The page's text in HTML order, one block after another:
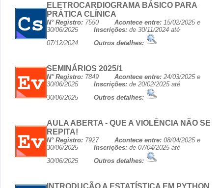
ELETROCARDIOGRAMA BÁSICO PARA
PRÁTICA CLÍNICA
N° Registro: 7550 Acontece entre: 15/02/2025 e
30/06/2025 Inscrições: de 30/11/2024 até
07/12/2024 Outros detalhes:
SEMINÁRIOS 2025/1
N° Registro: 7849 Acontece entre: 24/03/2025 e
30/06/2025 Inscrições: de 20/02/2025 até
30/06/2025 Outros detalhes:
AULA ABERTA - QUE A VIOLÊNCIA NÃO SE
REPITA!
N° Registro: 7927 Acontece entre: 08/04/2025 e
30/06/2025 Inscrições: de 07/04/2025 até
30/06/2025 Outros detalhes:
INTRODUÇÃO A ESTATÍSTICA EM PYTHON